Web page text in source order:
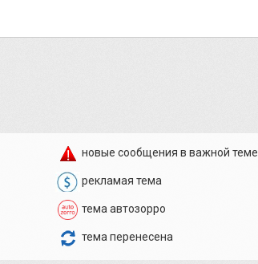
новые сообщения в важной теме
рекламая тема
тема автозорро
тема перенесена